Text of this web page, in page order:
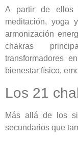
A partir de ellos
meditación, yoga
armonización
chakras
transformadores
bienestar físico,
Los 21
Más allá de los
secundarios que